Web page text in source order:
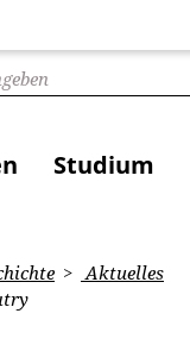
Studium
Aktuelles